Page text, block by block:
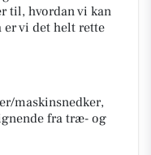
til, hvordan vi kan
er vi det helt rette
maskinsnedker,
fra træ- og